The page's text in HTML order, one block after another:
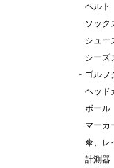
ベルト
ソック
シュー
シーズ
- ゴルフ
ヘッド
ボール
マーカ
傘、レ
計測器